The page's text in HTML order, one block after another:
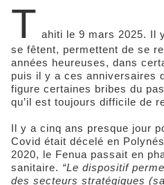
T ahiti le 9 mars 2025. Il
se fêtent, permettent de se
années heureuses, dans
puis il y a ces anniversaires
figure certaines bribes du
qu’il est toujours difficile de
Il y a cinq ans presque jour
Covid était décelé en
2020, le Fenua passait en
sanitaire. “Le dispositif
des secteurs stratégiques